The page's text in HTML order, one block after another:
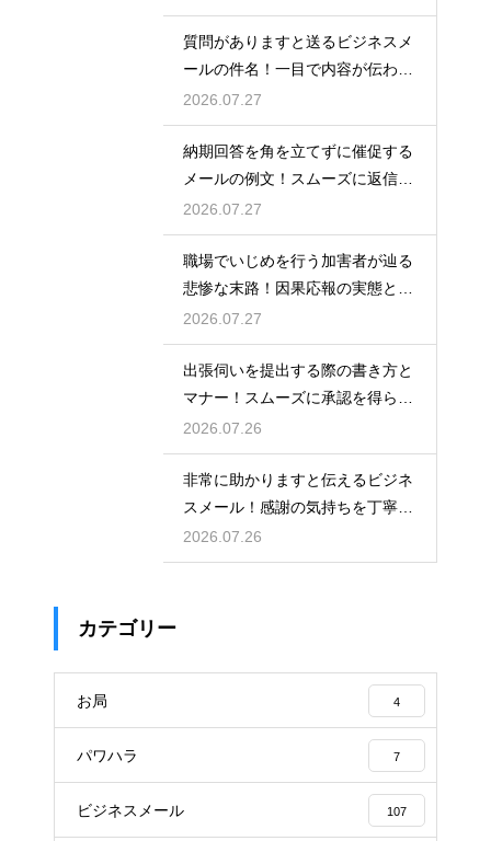
質問がありますと送るビジネスメ
ールの件名！一目で内容が伝わる
書き方
2026.07.27
納期回答を角を立てずに催促する
メールの例文！スムーズに返信を
もらう術
2026.07.27
職場でいじめを行う加害者が辿る
悲惨な末路！因果応報の実態と身
の守り方
2026.07.27
出張伺いを提出する際の書き方と
マナー！スムーズに承認を得られ
る例文
2026.07.26
非常に助かりますと伝えるビジネ
スメール！感謝の気持ちを丁寧に
表す表現
2026.07.26
カテゴリー
お局 4
パワハラ 7
ビジネスメール 107